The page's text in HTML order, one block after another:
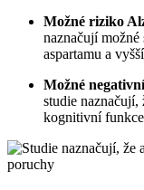
Možné riziko
naznačují
aspartamu a
Možné
studie naznačují,
kognitivní